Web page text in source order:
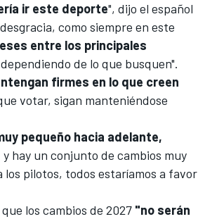
ir este deporte", dijo el español
como siempre en este
entre los principales
de lo que busquen".
firmes en lo que creen
votar, sigan manteniéndose
pequeño hacia adelante,
y hay un conjunto de cambios muy
pilotos, todos estaríamos a favor
los cambios de 2027 "no serán